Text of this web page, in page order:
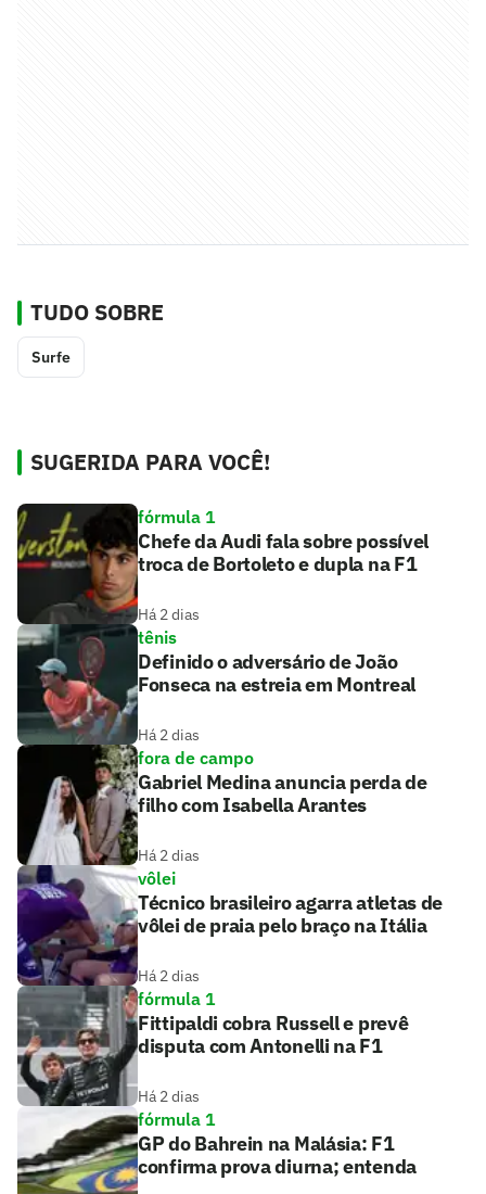
TUDO SOBRE
Surfe
SUGERIDA PARA VOCÊ!
fórmula 1
Chefe da Audi fala sobre possível
troca de Bortoleto e dupla na F1
Há 2 dias
tênis
Definido o adversário de João
Fonseca na estreia em Montreal
Há 2 dias
fora de campo
Gabriel Medina anuncia perda de
filho com Isabella Arantes
Há 2 dias
vôlei
Técnico brasileiro agarra atletas de
vôlei de praia pelo braço na Itália
Há 2 dias
fórmula 1
Fittipaldi cobra Russell e prevê
disputa com Antonelli na F1
Há 2 dias
fórmula 1
GP do Bahrein na Malásia: F1
confirma prova diurna; entenda